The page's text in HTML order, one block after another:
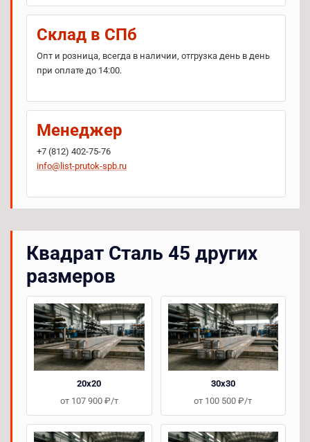
Склад в СПб
Опт и розница, всегда в наличии, отгрузка день в день
при оплате до 14:00.
Менеджер
+7 (812) 402-75-76
info@list-prutok-spb.ru
Квадрат Сталь 45 других
размеров
20х20
от 107 900 ₽/т
30х30
от 100 500 ₽/т